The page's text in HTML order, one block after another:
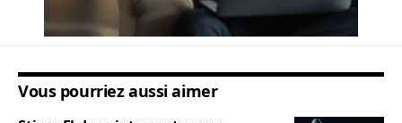
Vous pourriez aussi aimer